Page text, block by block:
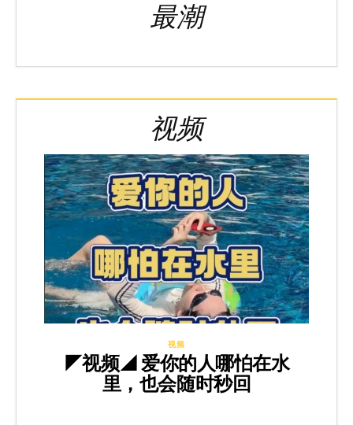
最潮
视频
视频
◤视频◢ 爱你的人哪怕在水
里，也会随时秒回